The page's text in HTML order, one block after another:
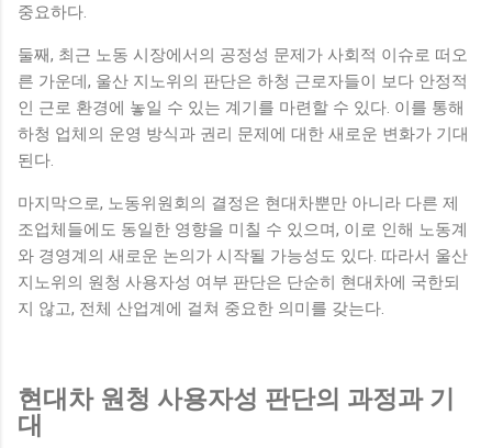
중요하다.
둘째, 최근 노동 시장에서의 공정성 문제가 사회적 이슈로 떠오
른 가운데, 울산 지노위의 판단은 하청 근로자들이 보다 안정적
인 근로 환경에 놓일 수 있는 계기를 마련할 수 있다. 이를 통해
하청 업체의 운영 방식과 권리 문제에 대한 새로운 변화가 기대
된다.
마지막으로, 노동위원회의 결정은 현대차뿐만 아니라 다른 제
조업체들에도 동일한 영향을 미칠 수 있으며, 이로 인해 노동계
와 경영계의 새로운 논의가 시작될 가능성도 있다. 따라서 울산
지노위의 원청 사용자성 여부 판단은 단순히 현대차에 국한되
지 않고, 전체 산업계에 걸쳐 중요한 의미를 갖는다.
현대차 원청 사용자성 판단의 과정과 기
대